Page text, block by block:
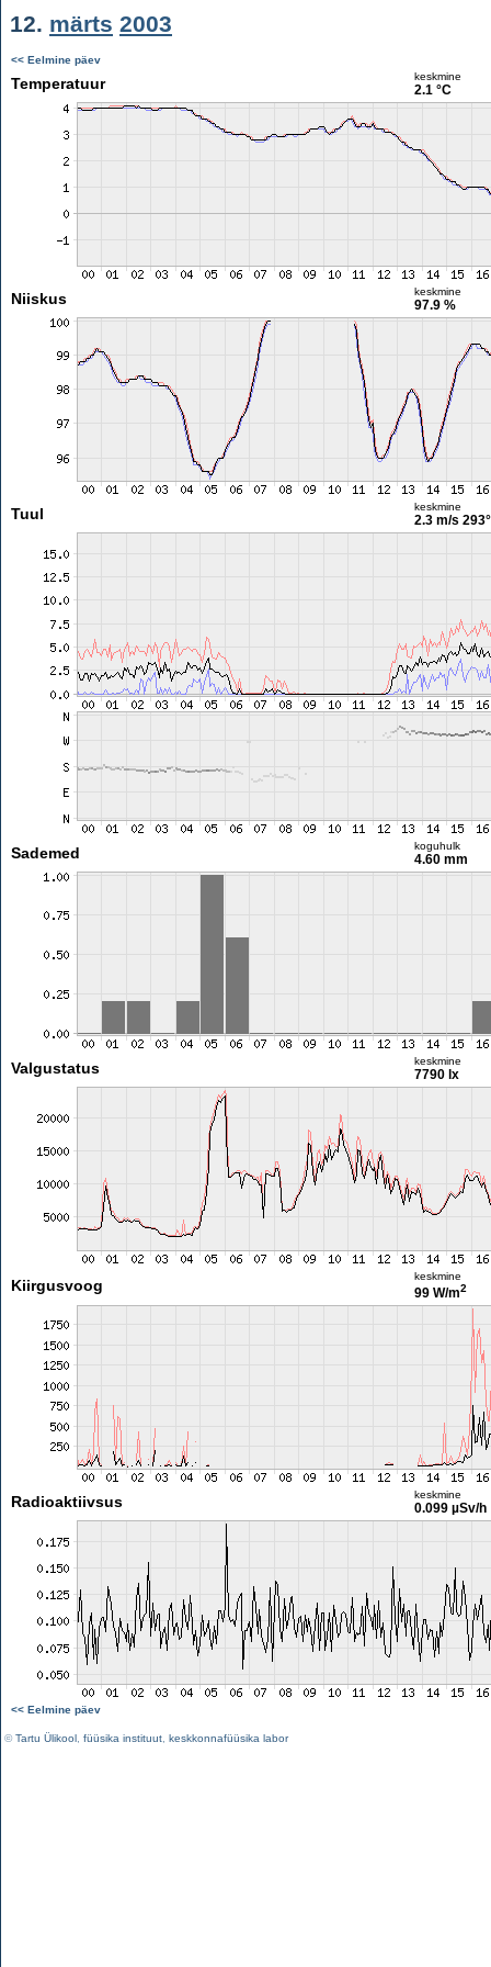
12. märts 2003
<< Eelmine päev
Temperatuur keskmine
2.1 °C
Niiskus keskmine
97.9 %
Tuul keskmine
2.3 m/s 293°
Sademed koguhulk
4.60 mm
Valgustatus keskmine
7790 lx
Kiirgusvoog
keskmine
99 W/m2
Radioaktiivsus keskmine
0.099 µSv/h
<< Eelmine päev
©Tartu Ülikool füüsika instituut keskkonnafüüsika labor